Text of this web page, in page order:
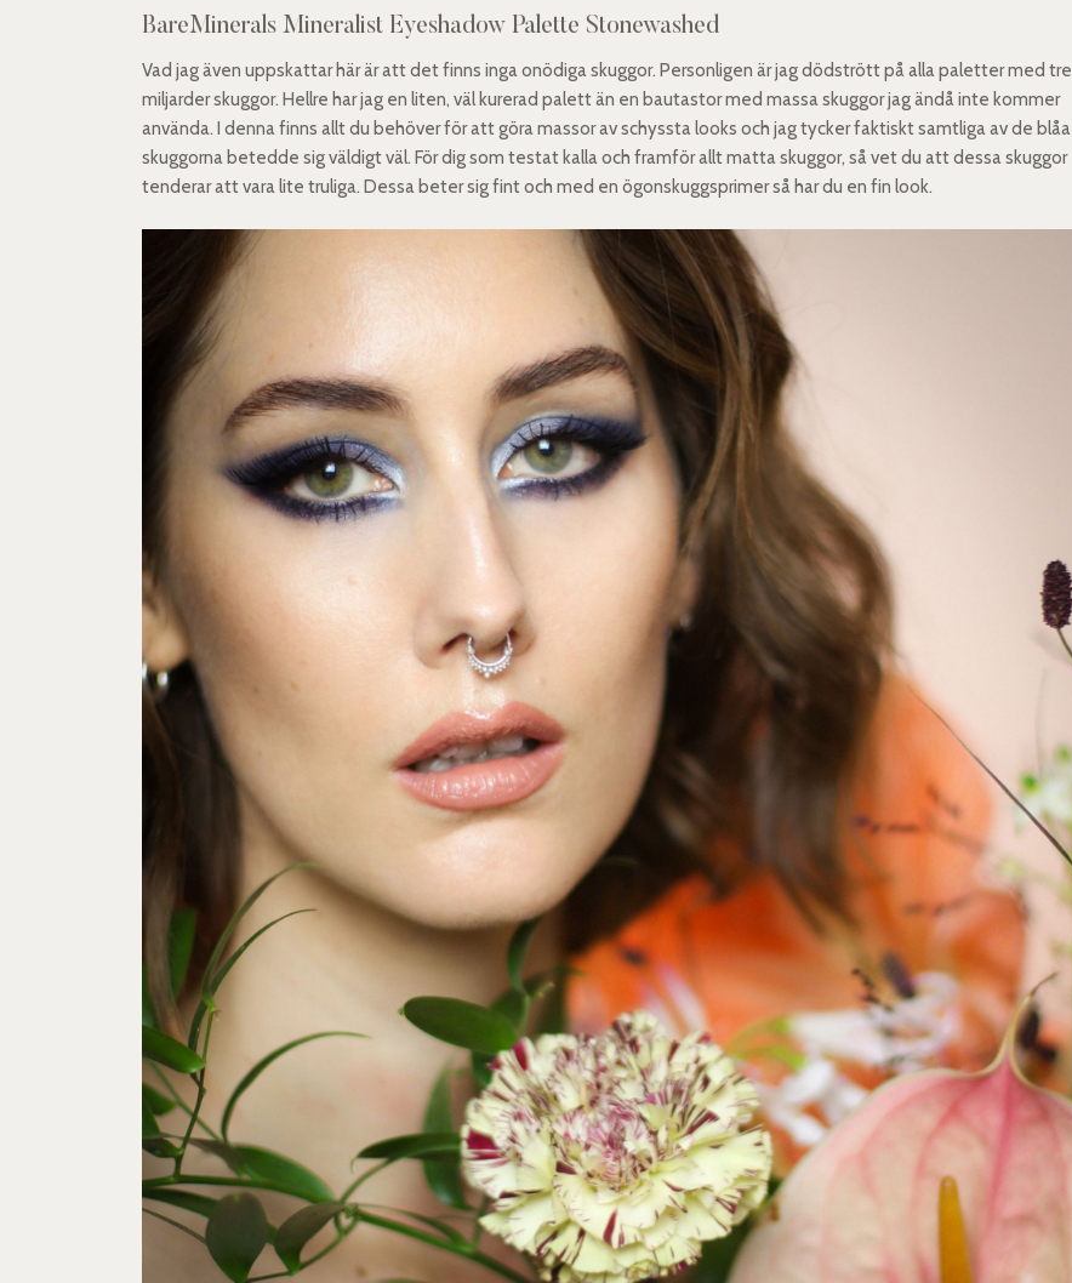
BareMinerals Mineralist Eyeshadow Palette Stonewashed
Vad jag även uppskattar här är att det finns inga onödiga skuggor. Personligen är jag dödstrött på alla paletter med tre
miljarder skuggor. Hellre har jag en liten, väl kurerad palett än en bautastor med massa skuggor jag ändå inte kommer
använda. I denna finns allt du behöver för att göra massor av schyssta looks och jag tycker faktiskt samtliga av de blåa
skuggorna betedde sig väldigt väl. För dig som testat kalla och framför allt matta skuggor, så vet du att dessa skuggor
tenderar att vara lite truliga. Dessa beter sig fint och med en ögonskuggsprimer så har du en fin look.